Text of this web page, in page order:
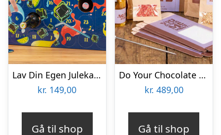
Lav Din Egen Julekalender med Drikkevarer
kr. 149,00
Gå til shop
Do Your Chocolate Gaveæske
kr. 489,00
Gå til shop